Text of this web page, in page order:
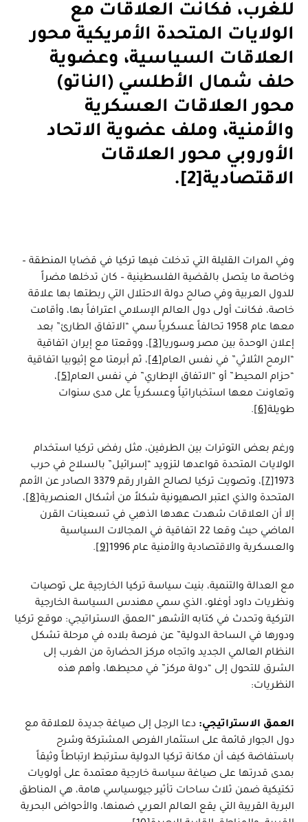
للغرب، فكانت العلاقات مع
الولايات المتحدة الأمريكية محور
العلاقات السياسية، وعضوية
حلف شمال الأطلسي (الناتو)
محور العلاقات العسكرية
والأمنية، وملف عضوية الاتحاد
الأوروبي محور العلاقات
الاقتصادية[2]
.
وفي المرات القليلة التي تدخلت فيها تركيا في قضايا المنطقة –
وخاصة ما يتصل بالقضية الفلسطينية – كان تدخلها مضراً
للدول العربية وفي صالح دولة الاحتلال التي ربطتها بها علاقة
خاصة، فكانت أولى دول العالم الإسلامي اعترافاً بها، وأقامت
معها عام 1958 تحالفاً عسكرياً سمي “الاتفاق الطارئ” بعد
إعلان الوحدة بين مصر وسوريا[3]
، ووقعتا مع إيران اتفاقية
“الرمح الثلاثي” في نفس العام[4]
، ثم أبرمتا مع إثيوبيا اتفاقية
“حزام المحيط” أو “الاتفاق الإطاري” في نفس العام[5]
،
وتعاونت معها استخباراتياً وعسكرياً على مدى سنوات
طويلة[6]
.
ورغم بعض التوترات بين الطرفين، مثل رفض تركيا استخدام
الولايات المتحدة قواعدها لتزويد “إسرائيل” بالسلاح في حرب
1973
[7]
، وتصويت تركيا لصالح القرار رقم 3379 الصادر عن الأمم
المتحدة والذي اعتبر الصهيونية شكلاً من أشكال العنصرية[8]
،
إلا أن العلاقات شهدت عهدها الذهبي في تسعينات القرن
الماضي حيث وقعا 22 اتفاقية في المجالات السياسية
والعسكرية والاقتصادية والأمنية عام 1996
[9]
.
مع العدالة والتنمية، بنيت سياسة تركيا الخارجية على توصيات
ونظريات داود أوغلو، الذي سمي مهندس السياسة الخارجية
التركية وتحدث في كتابه الأشهر “العمق الاستراتيجي: موقع تركيا
ودورها في الساحة الدولية” عن فرصة بلاده في مرحلة تشكل
النظام العالمي الجديد واتجاه مركز الحضارة من الغرب إلى
الشرق للتحول إلى “دولة مركز” في محيطها، وأهم هذه
النظريات:
العمق الاستراتيجي:دعا الرجل إلى صياغة جديدة للعلاقة مع
دول الجوار قائمة على استثمار الفرص المشتركة وشرح
باستفاضة كيف أن مكانة تركيا الدولية سترتبط ارتباطاً وثيقاً
بمدى قدرتها على صياغة سياسة خارجية معتمدة على أولويات
تكتيكية ضمن ثلاث ساحات تأثير جيوسياسي هامة، هي المناطق
البرية القريبة التي يقع العالم العربي ضمنها، والأحواض البحرية